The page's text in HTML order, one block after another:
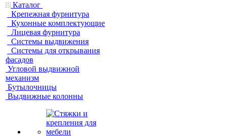
Каталог
Крепежная фурнитура
Кухонные комплектующие
Лицевая фурнитура
Системы выдвижения
Системы для открывания
фасадов
Угловой выдвижной
механизм
Бутылочницы
Выдвижные колонны